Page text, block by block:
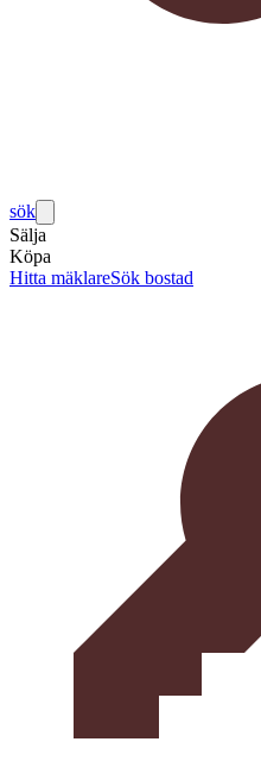
sök
Sälja
Köpa
Hitta mäklareSök bostad